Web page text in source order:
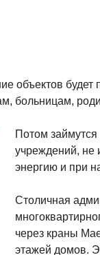
объектов
больницам,
Потом
учреждений, не
энергию и при
Столичная
через краны
этажей домов.